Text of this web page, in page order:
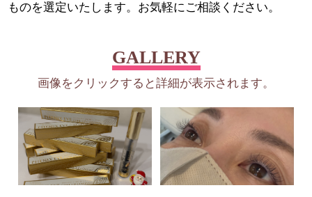
ものを選定いたします。お気軽にご相談ください。
GALLERY
画像をクリックすると詳細が表示されます。